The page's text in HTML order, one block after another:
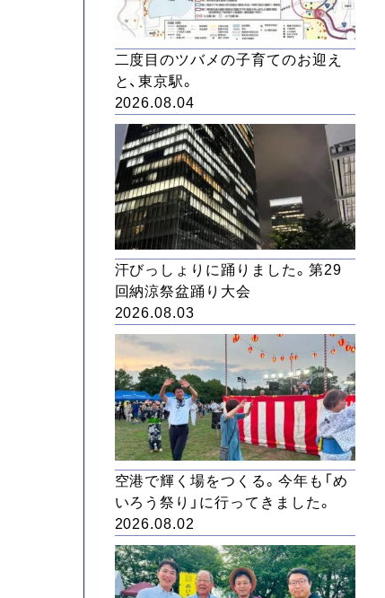
二度目のツバメの子育てのお迎え
と、東京駅。
2026.08.04
汗びっしょりに踊りました。第29
回納涼祭盆踊り大会
2026.08.03
空港で輝く場をつくる。今年も「め
いろう祭り」に行ってきました。
2026.08.02